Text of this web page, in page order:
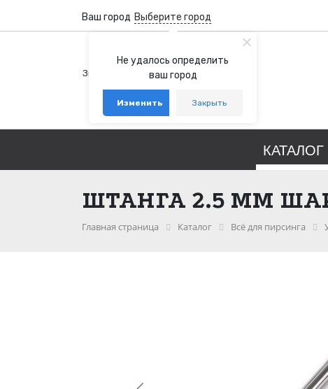
Не удалось определить
ваш город
Изменить Закрыть
Ваш город Выберите город
+7 (800) 100-76-77
Звонок бесплатный по России
+7 (931) 978-88-88
telegram whatsapp
КАТАЛОГ
ШТАНГА 2.5 ММ
Главная страница Каталог Всё для пирсинга